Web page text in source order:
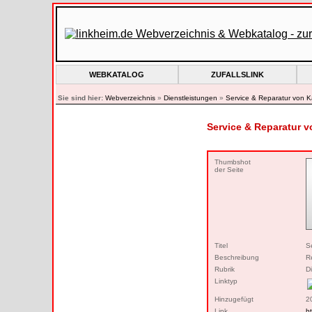
WEBKATALOG ZUFALLSLINK
Sie sind hier: Webverzeichnis» Dienstleistungen » Service & Reparatur von
Service & Reparatur
Thumbshot
der Seite
Titel
Beschreibung
Rubrik
Linktyp
Hinzugefügt